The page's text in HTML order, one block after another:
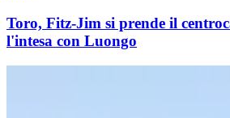
Toro, Fitz-Jim si prende il
l'intesa con Luongo